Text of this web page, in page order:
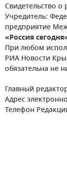
Свидетельство
Учредитель:
предприятие
«Россия
При любом
РИА Новости
обязательна не
Главный
Адрес
Телефон